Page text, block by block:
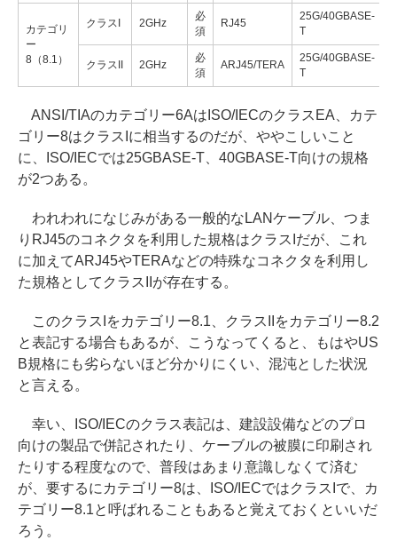
カテゴリ
ー
8（8.1）
クラスI 2GHz
必
須
RJ45
25G/40GBASE-
T
クラスII 2GHz
必
須
ARJ45/TERA
25G/40GBASE-
T
ANSI/TIAのカテゴリー6AはISO/IECのクラスEA、カテ
ゴリー8はクラスIに相当するのだが、ややこしいこと
に、ISO/IECでは25GBASE-T、40GBASE-T向けの規格
が2つある。
われわれになじみがある一般的なLANケーブル、つま
りRJ45のコネクタを利用した規格はクラスIだが、これ
に加えてARJ45やTERAなどの特殊なコネクタを利用し
た規格としてクラスIIが存在する。
このクラスIをカテゴリー8.1、クラスIIをカテゴリー8.2
と表記する場合もあるが、こうなってくると、もはやUS
B規格にも劣らないほど分かりにくい、混沌とした状況
と言える。
幸い、ISO/IECのクラス表記は、建設設備などのプロ
向けの製品で併記されたり、ケーブルの被膜に印刷され
たりする程度なので、普段はあまり意識しなくて済む
が、要するにカテゴリー8は、ISO/IECではクラスIで、カ
テゴリー8.1と呼ばれることもあると覚えておくといいだ
ろう。